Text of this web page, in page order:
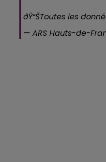
ðŸ“ŠToutes les
— ARS Hauts-de-